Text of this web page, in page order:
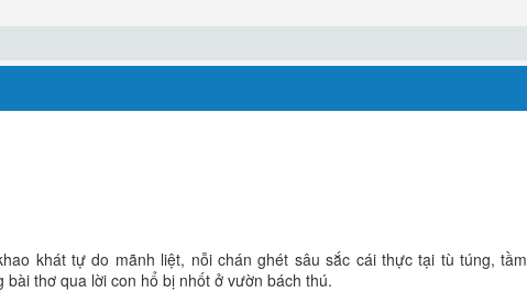
khát tự do mãnh liệt, nỗi chán ghét sâu sắc cái thực tại tù túng, tầm
thơ qua lời con hổ bị nhốt ở vườn bách thú.